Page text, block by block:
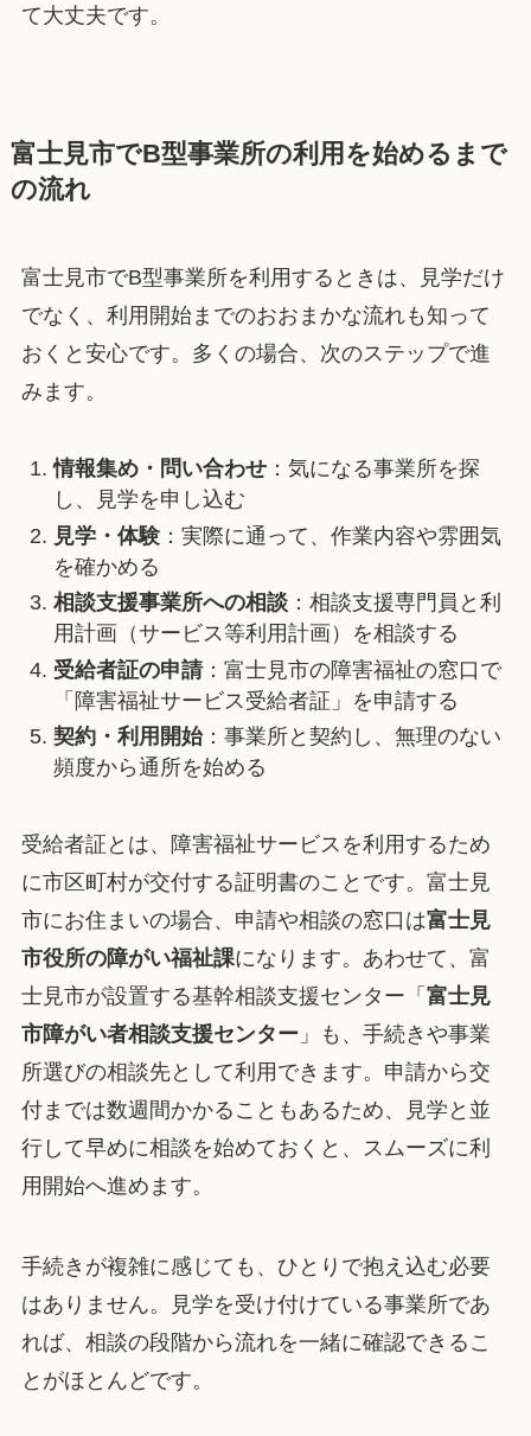
て大丈夫です。
富士見市でB型事業所の利用を始めるまで
の流れ
富士見市でB型事業所を利用するときは、見学だけ
でなく、利用開始までのおおまかな流れも知って
おくと安心です。多くの場合、次のステップで進
みます。
情報集め・問い合わせ：気になる事業所を探
し、見学を申し込む
見学・体験：実際に通って、作業内容や雰囲気
を確かめる
相談支援事業所への相談：相談支援専門員と利
用計画（サービス等利用計画）を相談する
受給者証の申請：富士見市の障害福祉の窓口で
「障害福祉サービス受給者証」を申請する
契約・利用開始：事業所と契約し、無理のない
頻度から通所を始める
受給者証とは、障害福祉サービスを利用するため
に市区町村が交付する証明書のことです。富士見
市にお住まいの場合、申請や相談の窓口は富士見
市役所の障がい福祉課になります。あわせて、富
士見市が設置する基幹相談支援センター「 富士見
市障がい者相談支援センター 」も、手続きや事業
所選びの相談先として利用できます。申請から交
付までは数週間かかることもあるため、見学と並
行して早めに相談を始めておくと、スムーズに利
用開始へ進めます。
手続きが複雑に感じても、ひとりで抱え込む必要
はありません。見学を受け付けている事業所であ
れば、相談の段階から流れを一緒に確認できるこ
とがほとんどです。